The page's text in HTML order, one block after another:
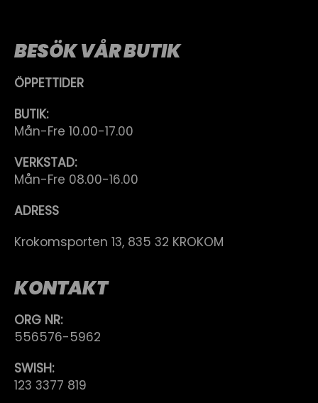
BESÖK VÅR BUTIK
ÖPPETTIDER
BUTIK:
Mån-Fre 10.00-17.00
VERKSTAD:
Mån-Fre 08.00-16.00
ADRESS
Krokomsporten 13, 835 32 KROKOM
KONTAKT
ORG NR:
556576-5962
SWISH:
123 3377 819